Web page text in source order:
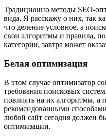
Традиционно методы SEO-
вида. Я расскажу о них, так
что деление условное, а
свои алгоритмы и правила,
категории, завтра может
Белая оптимизация
В этом случае оптимизатор
требования поисковых
повлиять на их алгоритмы, а
рекомендованными
любой сайт сегодня должен
оптимизации.